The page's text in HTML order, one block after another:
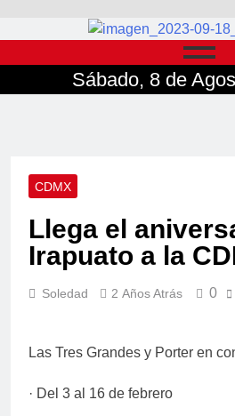
Sábado, 8 de
CDMX
Llega el
Irapuato a la
Soledad 2 Años Atrás 0
Las Tres Grandes y Porter en
· Del 3 al 16 de febrero